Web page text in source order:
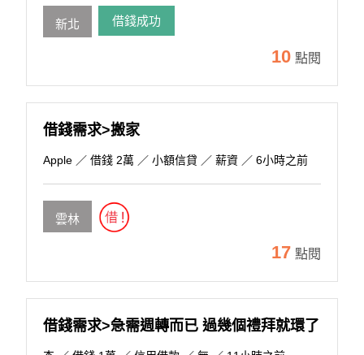
新北 借錢成功
10 點閱
借錢需求>搬家
Apple ／ 借錢 2萬 ／ 小額信貸 ／ 薪資 ／ 6小時之前
雲林
17 點閱
借錢需求>急需週轉而已 過幾個禮拜就環了